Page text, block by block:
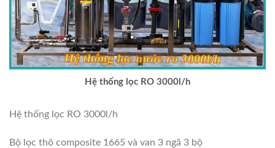
Hệ thống lọc RO 3000l/h
Hệ thống lọc RO 3000l/h
Bộ lọc thô composite 1665 và van 3 ngã 3 bộ